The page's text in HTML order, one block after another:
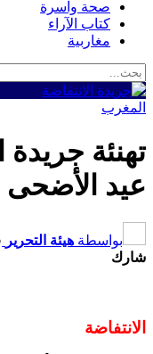
صحة واسرة
كتاب الآراء
مغاربية
المغرب
تهنئة جريدة
عيد الأضحى
بواسطة هيئة التحرير
شارك
الانتفاضة